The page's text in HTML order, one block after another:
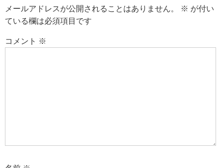
メールアドレスが公開されることはありません。 ※ が付い
ている欄は必須項目です
コメント ※